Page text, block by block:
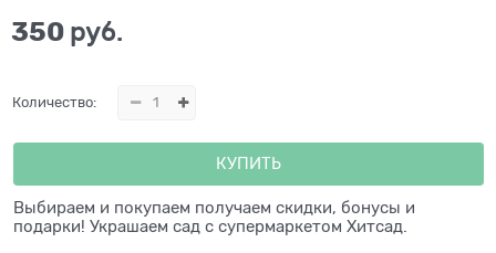
350 руб.
Количество:
КУПИТЬ
Выбираем и покупаем получаем скидки, бонусы и
подарки! Украшаем сад с супермаркетом Хитсад.